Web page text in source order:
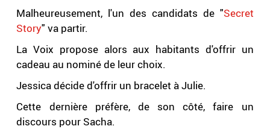
Malheureusement, l'un des candidats de "Secret
Story" va partir.
La Voix propose alors aux habitants d'offrir un
cadeau au nominé de leur choix.
Jessica décide d'offrir un bracelet à Julie.
Cette dernière préfère, de son côté, faire un
discours pour Sacha.